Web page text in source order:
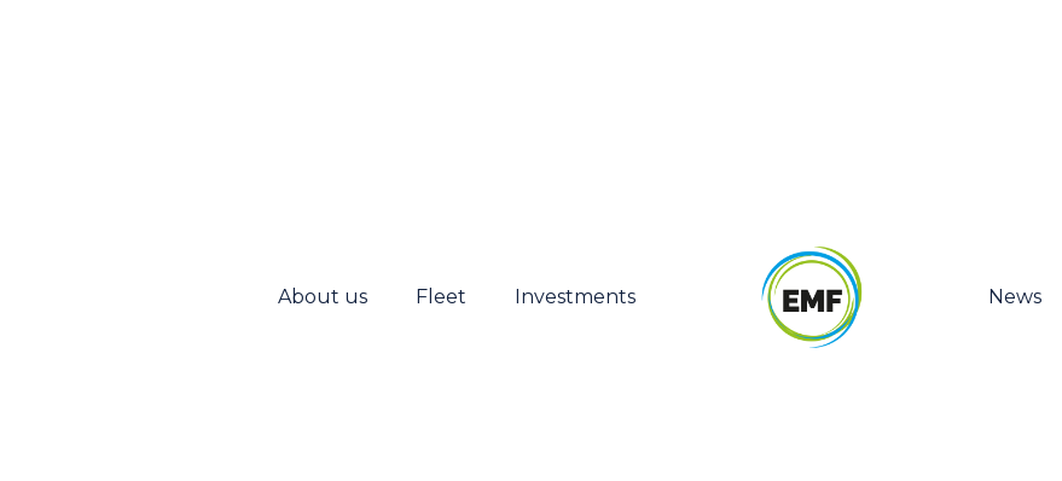
About us Fleet Investments News